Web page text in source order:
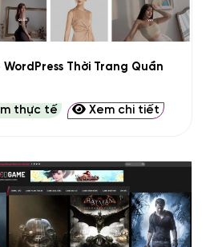
WordPress Thời Trang Quần
thực tế Xem chi tiết